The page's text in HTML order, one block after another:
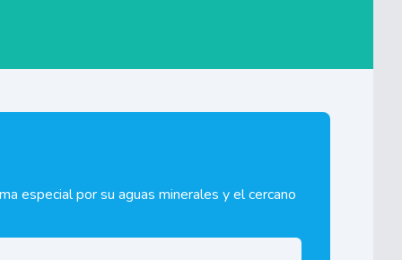
especial por su aguas minerales y el cercano